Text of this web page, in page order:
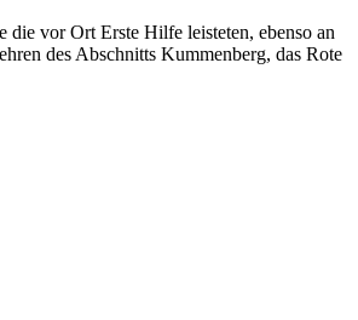
die vor Ort Erste Hilfe leisteten, ebenso an
des Abschnitts Kummenberg, das Rote